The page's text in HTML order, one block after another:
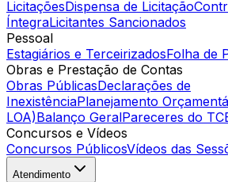
LicitaçõesDispensa de Licitação
ÍntegraLicitantes Sancionados
Pessoal
Estagiários e TerceirizadosFolha de
Obras e Prestação de Contas
Obras PúblicasDeclarações de
InexistênciaPlanejamento
LOA)Balanço GeralPareceres do
Concursos e Vídeos
Concursos PúblicosVídeos das
Atendimento